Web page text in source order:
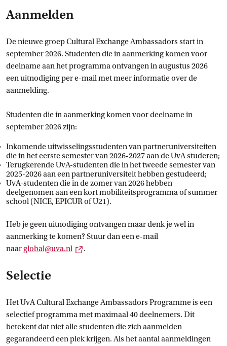
Aanmelden
De nieuwe groep Cultural Exchange Ambassadors start in
september 2026. Studenten die in aanmerking komen voor
deelname aan het programma ontvangen in augustus 2026
een uitnodiging per e-mail met meer informatie over de
aanmelding.
Studenten die in aanmerking komen voor deelname in
september 2026 zijn:
Inkomende uitwisselingsstudenten van partneruniversiteiten
die in het eerste semester van 2026-2027 aan de UvA studeren;
Terugkerende UvA-studenten die in het tweede semester van
2025-2026 aan een partneruniversiteit hebben gestudeerd;
UvA-studenten die in de zomer van 2026 hebben
deelgenomen aan een kort mobiliteitsprogramma of summer
school (NICE, EPICUR of U21).
Heb je geen uitnodiging ontvangen maar denk je wel in
aanmerking te komen? Stuur dan een e-mail
naarglobal@uva.nl Externe link
.
Selectie
Het UvA Cultural Exchange Ambassadors Programme is een
selectief programma met maximaal 40 deelnemers. Dit
betekent dat niet alle studenten die zich aanmelden
gegarandeerd een plek krijgen. Als het aantal aanmeldingen